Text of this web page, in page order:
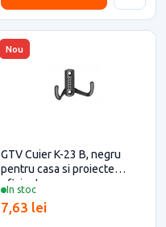
Nou
In stoc
GTV Cuier K-23 B, negru
pentru casa si proiecte
eficiente
7,63 lei